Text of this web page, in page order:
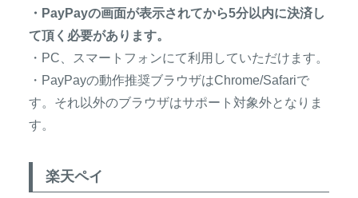
・PayPayの画面が表示されてから5分以内に決済し
て頂く必要があります。
・PC、スマートフォンにて利用していただけます。
・PayPayの動作推奨ブラウザはChrome/Safariで
す。それ以外のブラウザはサポート対象外となりま
す。
楽天ペイ